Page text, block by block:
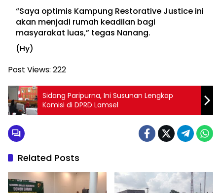
“Saya optimis Kampung Restorative Justice ini
akan menjadi rumah keadilan bagi
masyarakat luas,” tegas Nanang.
(Hy)
Post Views: 222
Sidang Paripurna, Ini Susunan Lengkap
Komisi di DPRD Lamsel
Related Posts